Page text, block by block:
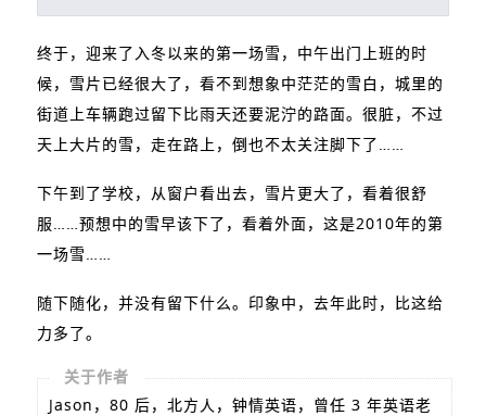
终于，迎来了入冬以来的第一场雪，中午出门上班的时
候，雪片已经很大了，看不到想象中茫茫的雪白，城里的
街道上车辆跑过留下比雨天还要泥泞的路面。很脏，不过
天上大片的雪，走在路上，倒也不太关注脚下了……
下午到了学校，从窗户看出去，雪片更大了，看着很舒
服……预想中的雪早该下了，看着外面，这是2010年的第
一场雪……
随下随化，并没有留下什么。印象中，去年此时，比这给
力多了。
关于作者
Jason，80 后，北方人，钟情英语，曾任 3 年英语老